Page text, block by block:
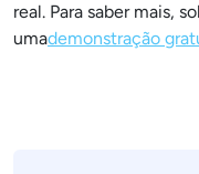
real. Para saber mais,
umademonstração